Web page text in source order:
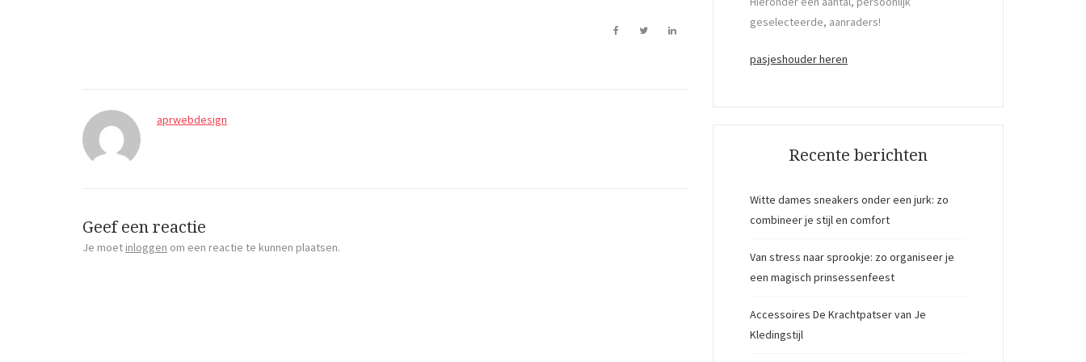
aprwebdesign
Geef een reactie
Je moet inloggen om een reactie te kunnen plaatsen.
geselecteerde, aanraders!
pasjeshouder heren
Recente berichten
Witte dames sneakers onder een jurk: zo
combineer je stijl en comfort
Van stress naar sprookje: zo organiseer je
een magisch prinsessenfeest
Accessoires De Krachtpatser van Je
Kledingstijl